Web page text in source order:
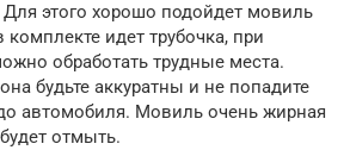
Для этого хорошо подойдет мовиль
идет трубочка, при
обработать трудные места.
будьте аккуратны и не попадите
автомобиля. Мовиль очень жирная
отмыть.